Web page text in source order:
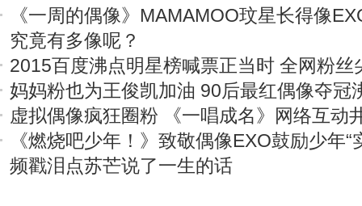
《一周的偶像》MAMAMOO玟星长得像
究竟有多像呢？
2015百度沸点明星榜喊票正当时 全网粉丝
妈妈粉也为王俊凯加油 90后最红偶像夺冠
虚拟偶像疯狂圈粉 《一唱成名》网络互动
《燃烧吧少年！》致敬偶像EXO鼓励少年“
频戳泪点苏芒说了一生的话